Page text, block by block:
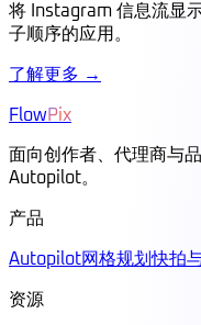
将 Instagram 信息流显
子顺序的应用。
了解更多 →
FlowPix
面向创作者、代理商与
Autopilot。
产品
Autopilot网格规划快拍
资源